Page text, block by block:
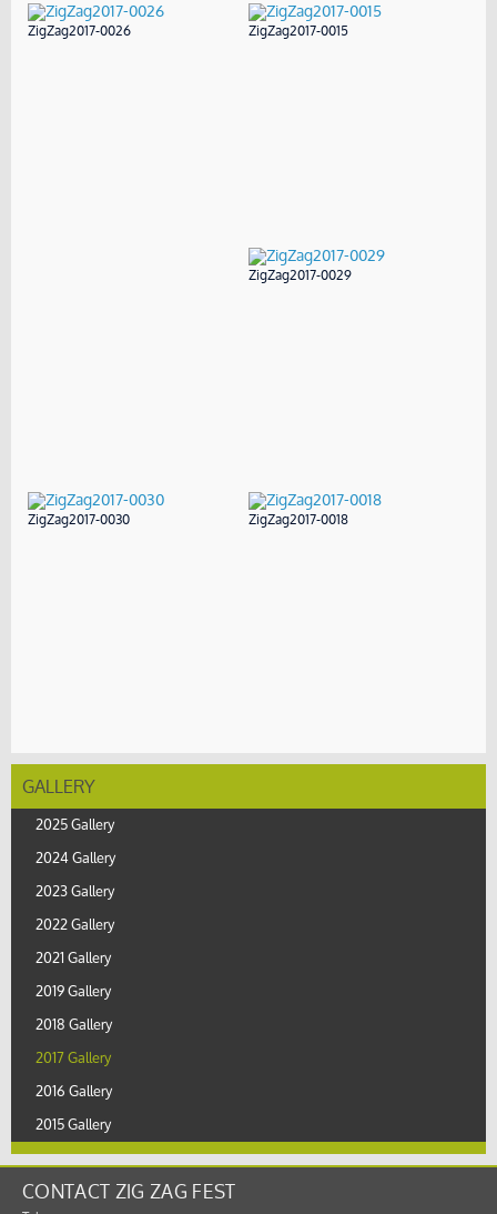
ZigZag2017-0026 ZigZag2017-0015
ZigZag2017-0029
ZigZag2017-0030 ZigZag2017-0018
GALLERY
2025 Gallery
2024 Gallery
2023 Gallery
2022 Gallery
2021 Gallery
2019 Gallery
2018 Gallery
2017 Gallery
2016 Gallery
2015 Gallery
CONTACT ZIG ZAG FEST